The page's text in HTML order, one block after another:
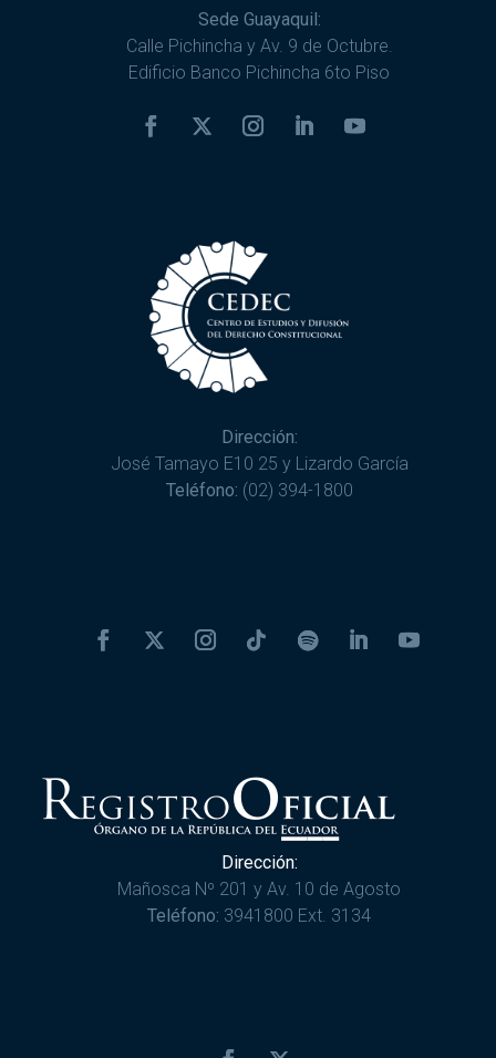
Sede Guayaquil:
Calle Pichincha y Av. 9 de Octubre.
Edificio Banco Pichincha 6to Piso
Dirección:
José Tamayo E10 25 y Lizardo García
Teléfono: (02) 394-1800
Dirección:
Mañosca Nº 201 y Av. 10 de Agosto
Teléfono: 3941800 Ext. 3134